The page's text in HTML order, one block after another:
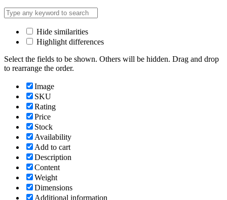
Hide similarities
Highlight differences
Select the fields to be shown. Others will be hidden. Drag and drop
to rearrange the order.
Image
SKU
Rating
Price
Stock
Availability
Add to cart
Description
Content
Weight
Dimensions
Additional information